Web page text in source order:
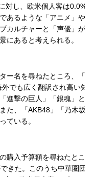
対し、欧米個人客は0.0%
あるような「アニメ」や「
カルチャーと「声優」がイ
にあると考えられる。
ー名を尋ねたところ、「ド
でも広く翻訳され高い知
進撃の巨人」「銀魂」とい
た、「AKB48」「乃木坂
ている。
購入予算額を尋ねたところ
きた。このうち中華圏団